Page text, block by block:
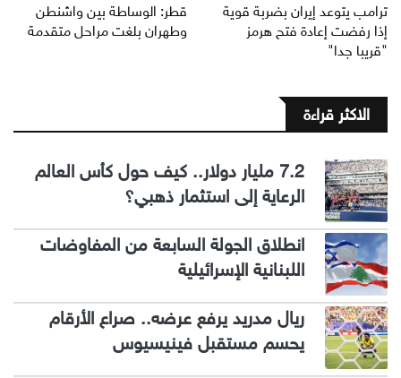
ترامب يتوعد إيران بضربة قوية
إذا رفضت إعادة فتح هرمز
"قريبا جدا"
قطر: الوساطة بين واشنطن
وطهران بلغت مراحل متقدمة
الاكثر قراءة
7.2 مليار دولار.. كيف حول كأس العالم
الرعاية إلى استثمار ذهبي؟
انطلاق الجولة السابعة من المفاوضات
اللبنانية الإسرائيلية
ريال مدريد يرفع عرضه.. صراع الأرقام
يحسم مستقبل فينيسيوس